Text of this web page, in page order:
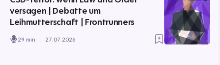
versagen | Debatte um
Leihmutterschaft | Frontrunners
29 min. 27.07.2026